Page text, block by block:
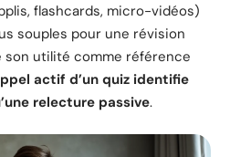
flashcards, micro-vidéos)
souples pour une révision
son utilité comme référence
actif d’un quiz identifie
relecture passive.